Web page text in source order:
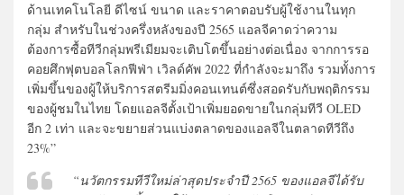
ด้านเทคโนโลยี ดีไซน์ ขนาด และราคาตอบรับผู้ใช้งานในทุก
กลุ่ม สำหรับในช่วงครึ่งหลังของปี 2565 แอลจีคาดว่าความ
ต้องการซื้อทีวีกลุ่มพรีเมียมจะเติบโตขึ้นอย่างต่อเนื่อง จากการรอ
คอยศึกฟุตบอลโลกฟีฟ่า เวิลด์คัพ 2022 ที่กำลังจะมาถึง รวมทั้งการ
เพิ่มขึ้นของผู้ให้บริการสตรีมมิ่งคอนเทนต์ซึ่งสอดรับกับพฤติกรรม
ของผู้ชมในไทย โดยแอลจีตั้งเป้าเพิ่มยอดขายในกลุ่มทีวี OLED
อีก 2 เท่า และจะขยายส่วนแบ่งตลาดของแอลจีในตลาดทีวีถึง
23%”
“นวัตกรรมทีวีใหม่ล่าสุดประจำปี 2565 ของแอลจีได้รับ